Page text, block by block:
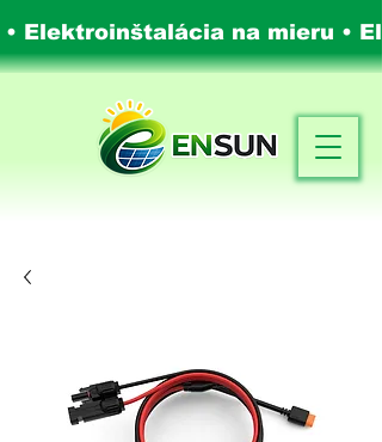
Elektroinštalácia na mieru •